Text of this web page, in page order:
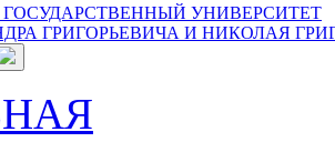
УНИВЕРСИТЕТ
ГРИГОРЬЕВИЧА И НИКОЛАЯ